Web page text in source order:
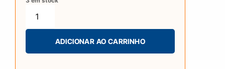
ADICIONAR AO CARRINHO